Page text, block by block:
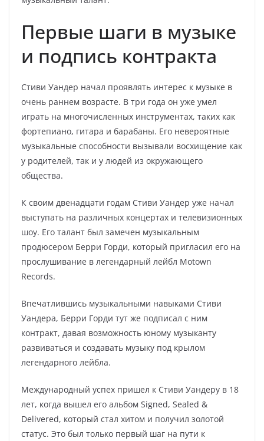
Первые шаги в музыке
и подпись контракта
Стиви Уандер начал проявлять интерес к музыке в
очень раннем возрасте. В три года он уже умел
играть на многочисленных инструментах, таких как
фортепиано, гитара и барабаны. Его невероятные
музыкальные способности вызывали восхищение как
у родителей, так и у людей из окружающего
общества.
К своим двенадцати годам Стиви Уандер уже начал
выступать на различных концертах и телевизионных
шоу. Его талант был замечен музыкальным
продюсером Берри Горди, который пригласил его на
прослушивание в легендарный лейбл Motown
Records.
Впечатлившись музыкальными навыками Стиви
Уандера, Берри Горди тут же подписал с ним
контракт, давая возможность юному музыканту
развиваться и создавать музыку под крылом
легендарного лейбла.
Международный успех пришел к Стиви Уандеру в 18
лет, когда вышел его альбом Signed, Sealed &
Delivered, который стал хитом и получил золотой
статус. Это был только первый шаг на пути к